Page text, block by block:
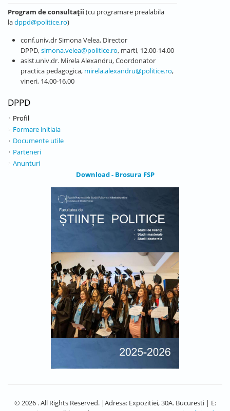
Program de consultații (cu programare prealabila
ladppd@politice.ro)
conf.univ.dr Simona Velea, Director
DPPD,simona.velea@politice.ro, marti, 12.00-14.00
asist.univ.dr. Mirela Alexandru, Coordonator
practica pedagogica, mirela.alexandru@politice.ro,
vineri, 14.00-16.00
DPPD
Profil
Formare initiala
Documente utile
Parteneri
Anunturi
Download - Brosura FSP
© 2026 . All Rights Reserved. |Adresa: Expozitiei, 30A. Bucuresti | E: